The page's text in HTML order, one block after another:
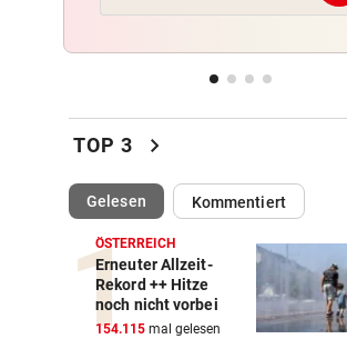
„Der nächste Schritt“:
Geschenk Putins: Tigerdame
sprintet in Freiheit
VON HINTEN GEPACKT
25-jähriger Mann in Park
und ausgeraubt
MUSKEL-COMEBACK vor
Russell Crowe: 25 Kilo
TOP 3 chevron_right
Gelesen(ausgewählt)Kommentiert
ÖSTERREICH
Erneuter Allzeit-
Rekord ++ Hitze
noch nicht vorbei
154.115 mal gelesen